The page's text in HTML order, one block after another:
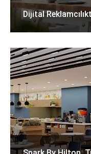
Dijital